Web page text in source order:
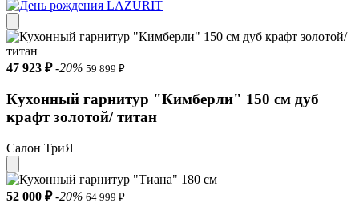
47 923 ₽ -20% 59 899 ₽
Кухонный гарнитур "Кимберли" 150 см дуб
крафт золотой/ титан
Салон ТриЯ
52 000 ₽ -20% 64 999 ₽